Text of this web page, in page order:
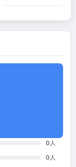
0 人
0 人